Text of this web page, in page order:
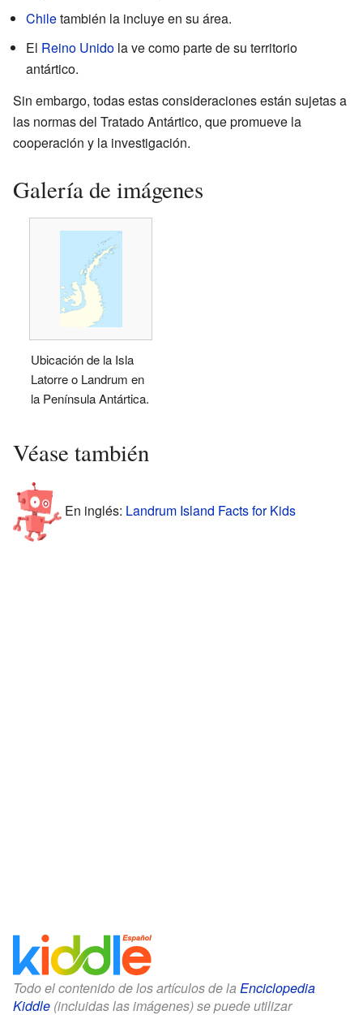
Chiletambién la incluye en su área.
El Reino Unido la ve como parte de su territorio
antártico.
Sin embargo, todas estas consideraciones están sujetas a
las normas del Tratado Antártico, que promueve la
cooperación y la investigación.
Galería de imágenes
Ubicación de la Isla
Latorre o Landrum en
la Península Antártica.
Véase también
En inglés: Landrum Island Facts for Kids
Todo el contenido de los artículos de la Enciclopedia
Kiddle (incluidas las imágenes) se puede utilizar